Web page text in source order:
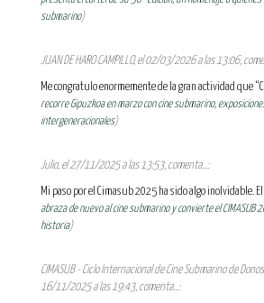
submarino)
JUAN DE HARO CAMPILLO, el 02/03/2026 a las 13:06,
Me congratulo enormemente de la gran actividad que
recorre Gipuzkoa en marzo con cine submarino,
intergeneracionales)
Julio, el 27/11/2025 a las 13:53, comenta...:
Mi paso por el Cimasub 2025 ha sido algo inolvidable. El
abraza de nuevo al cine submarino y convierte el CIMASUB
historia)
CIMASUB - Ciclo Internacional de Cine Submarino de
16/11/2025 a las 19:43, comenta...: